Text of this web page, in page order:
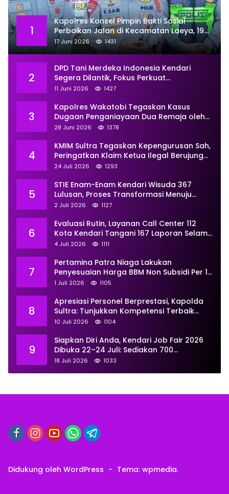
1
Kapolres Konsel Pimpin Bakti Sosial
Perbaikan Jalan di Kecamatan Laeya, 19
Titik Rusak Siap Ditambal
17 Juni 2026 1431
2
DPD Tani Merdeka Indonesia Kendari
Segera Dilantik, Fokus Perkuat
Pemberdayaan
11 Juni 2026 1427
3
Kapolres Wakatobi Tegaskan Kasus
Dugaan Penganiayaan Dua Remaja oleh
Dua Anggota Ditangani Secara
28 Juni 2026 1378
4
KMIM Sultra Tegaskan Kepengurusan Sah,
Peringatkan Klaim Ketua Ilegal Berujung
Proses Hukum
24 Juli 2026 1293
5
STIE Enam-Enam Kendari Wisuda 367
Lulusan, Proses Transformasi Menuju
Universitas Resmi Diterima
2 Juli 2026 1127
6
Evaluasi Rutin, Layanan Call Center 112
Kota Kendari Tangani 167 Laporan Selama
Juni
4 Juli 2026 1111
7
Pertamina Patra Niaga Lakukan
Penyesuaian Harga BBM Non Subsidi Per 1
Juli 2026, Berikut Rinciannya
1 Juli 2026 1105
8
Apresiasi Personel Berprestasi, Kapolda
Sultra: Tunjukkan Kompetensi Terbaik
untuk Masyarakat
10 Juli 2026 1104
9
Siapkan Diri Anda, Kendari Job Fair 2026
Dibuka 22–24 Juli: Sediakan 700
Lowongan dari 30 Perusahaan
18 Juli 2026 1033
Didukung oleh WordPress - Tema: wpmedia.